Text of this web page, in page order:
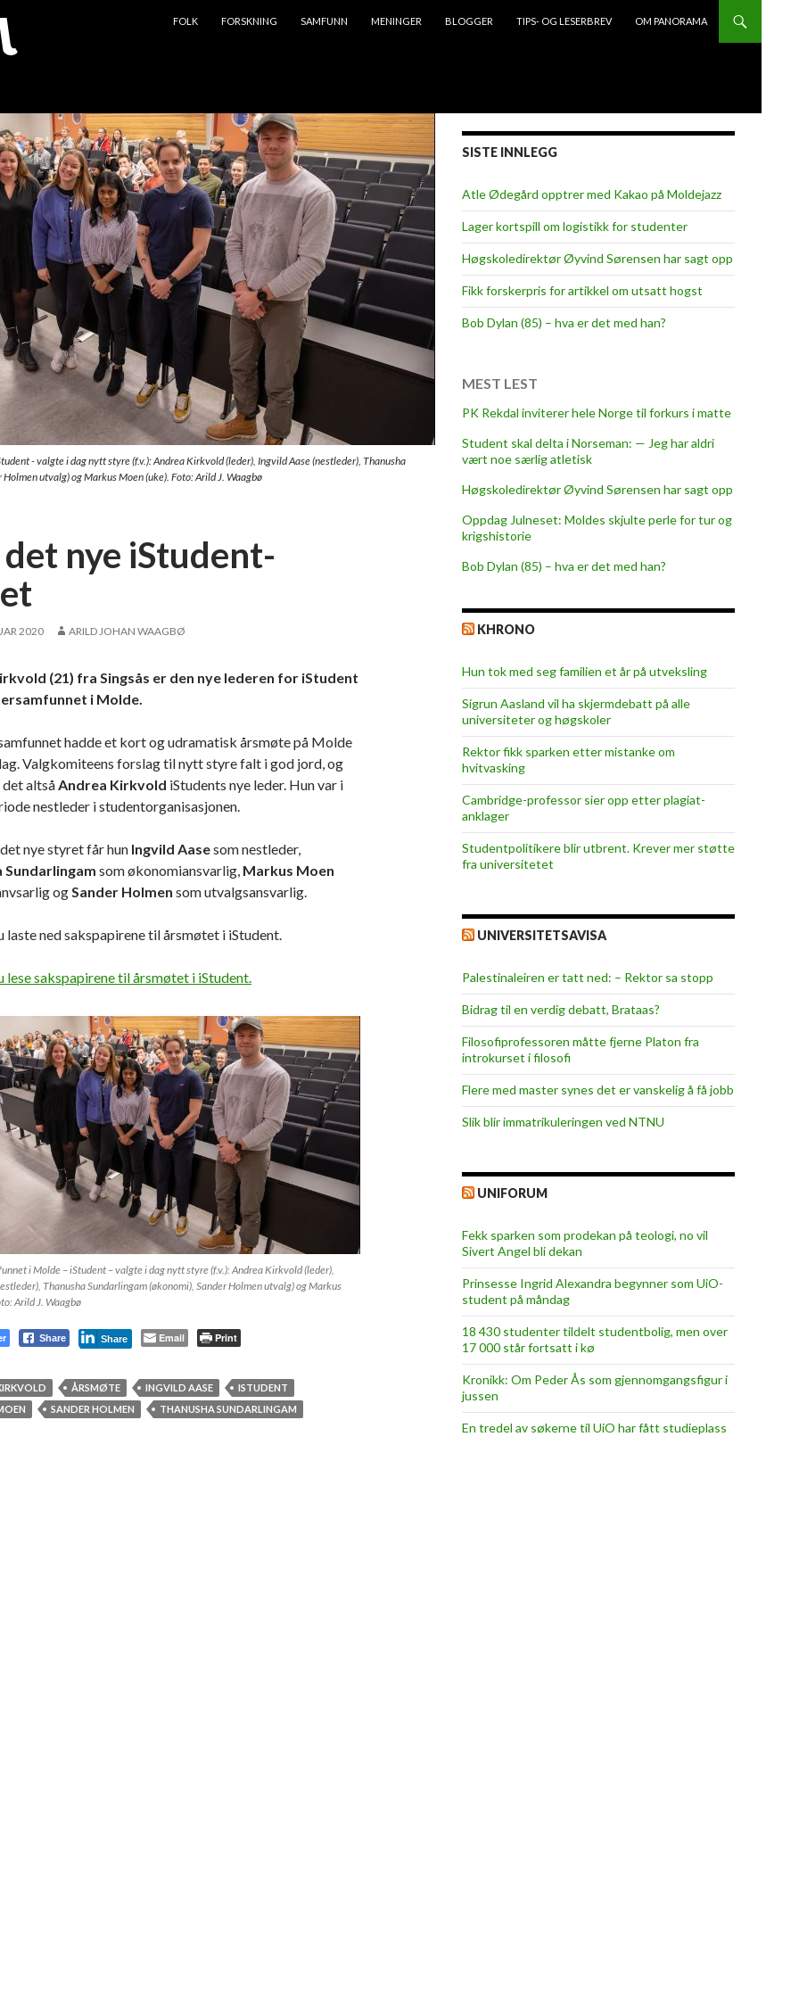
FOLK
FORSKNING SAMFUNN MENINGER BLOGGER TIPS- OG LESERBREV OM PANORAMA
- valgte i dag nytt styre (f.v.): Andrea Kirkvold (leder), Ingvild Aase (nestleder), Thanusha
utvalg) og Markus Moen (uke). Foto: Arild J. Waagbø
nye iStudent-
2020 ARILD JOHAN WAAGBØ
(21) fra Singsås er den nye lederen for iStudent
i Molde.
hadde et kort og udramatisk årsmøte på Molde
Valgkomiteens forslag til nytt styre falt i god jord, og
altsåAndrea Kirkvold iStudents nye leder. Hun var i
nestleder i studentorganisasjonen.
nye styret får hun Ingvild Aasesom nestleder,
Sundarlingam som økonomiansvarlig, Markus Moen
ogSander Holmen som utvalgsansvarlig.
laste ned sakspapirene til årsmøtet i iStudent.
lese sakspapirene til årsmøtet i iStudent.
i Molde – iStudent – valgte i dag nytt styre (f.v.): Andrea Kirkvold (leder),
Thanusha Sundarlingam (økonomi), Sander Holmen utvalg) og Markus
Arild J. Waagbø
Share Share Email Print
ÅRSMØTE INGVILD AASE
ISTUDENT
SANDER HOLMEN
THANUSHA SUNDARLINGAM
SISTE INNLEGG
Atle Ødegård opptrer med Kakao på Moldejazz
Lager kortspill om logistikk for studenter
Høgskoledirektør Øyvind Sørensen har sagt opp
Fikk forskerpris for artikkel om utsatt hogst
Bob Dylan (85) – hva er det med han?
MEST LEST
PK Rekdal inviterer hele Norge til forkurs i matte
Student skal delta i Norseman: — Jeg har aldri
vært noe særlig atletisk
Høgskoledirektør Øyvind Sørensen har sagt opp
Oppdag Julneset: Moldes skjulte perle for tur og
krigshistorie
Bob Dylan (85) – hva er det med han?
KHRONO
Hun tok med seg familien et år på utveksling
Sigrun Aasland vil ha skjerm­debatt på alle
universiteter og høgskoler
Rektor fikk sparken etter mistanke om
hvitvasking
Cambridge-professor sier opp etter plagiat-
anklager
Studentpolitikere blir utbrent. Krever mer støtte
fra universitetet
UNIVERSITETSAVISA
Palestinaleiren er tatt ned: – Rektor sa stopp
Bidrag til en verdig debatt, Brataas?
Filosofiprofessoren måtte fjerne Platon fra
introkurset i filosofi
Flere med master synes det er vanskelig å få jobb
Slik blir immatrikuleringen ved NTNU
UNIFORUM
Fekk sparken som prodekan på teologi, no vil
Sivert Angel bli dekan
Prinsesse Ingrid Alexandra begynner som UiO-
student på måndag
18 430 studenter tildelt studentbolig, men over
17 000 står fortsatt i kø
Kronikk: Om Peder Ås som gjennomgangsfigur i
jussen
En tredel av søkerne til UiO har fått studieplass